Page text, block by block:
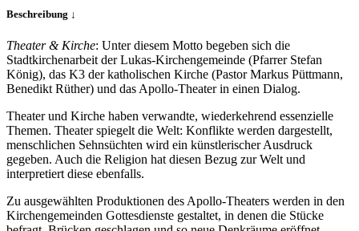
Beschreibung ↓
Theater & Kirche: Unter diesem Motto begeben sich die
Stadtkirchenarbeit der Lukas-Kirchengemeinde (Pfarrer Stefan
König), das K3 der katholischen Kirche (Pastor Markus Püttmann,
Benedikt Rüther) und das Apollo-Theater in einen Dialog.
Theater und Kirche haben verwandte, wiederkehrend essenzielle
Themen. Theater spiegelt die Welt: Konflikte werden dargestellt,
menschlichen Sehnsüchten wird ein künstlerischer Ausdruck
gegeben. Auch die Religion hat diesen Bezug zur Welt und
interpretiert diese ebenfalls.
Zu ausgewählten Produktionen des Apollo-Theaters werden in den
Kirchengemeinden Gottesdienste gestaltet, in denen die Stücke